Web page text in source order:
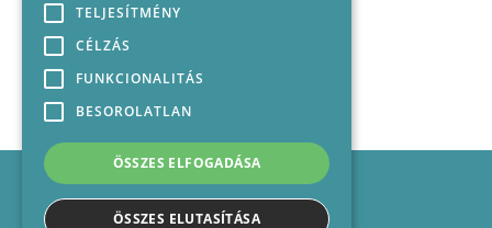
Impresszum
Felhasználási feltételek
TELJESÍTMÉNY
CÉLZÁS
FUNKCIONALITÁS
BESOROLATLAN
ÖSSZES ELFOGADÁSA
ÖSSZES ELUTASÍTÁSA